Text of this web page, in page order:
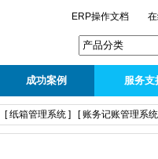
ERP操作文档 在
成功案例 服务支
[ 纸箱管理系统 ] [ 账务记账管理系